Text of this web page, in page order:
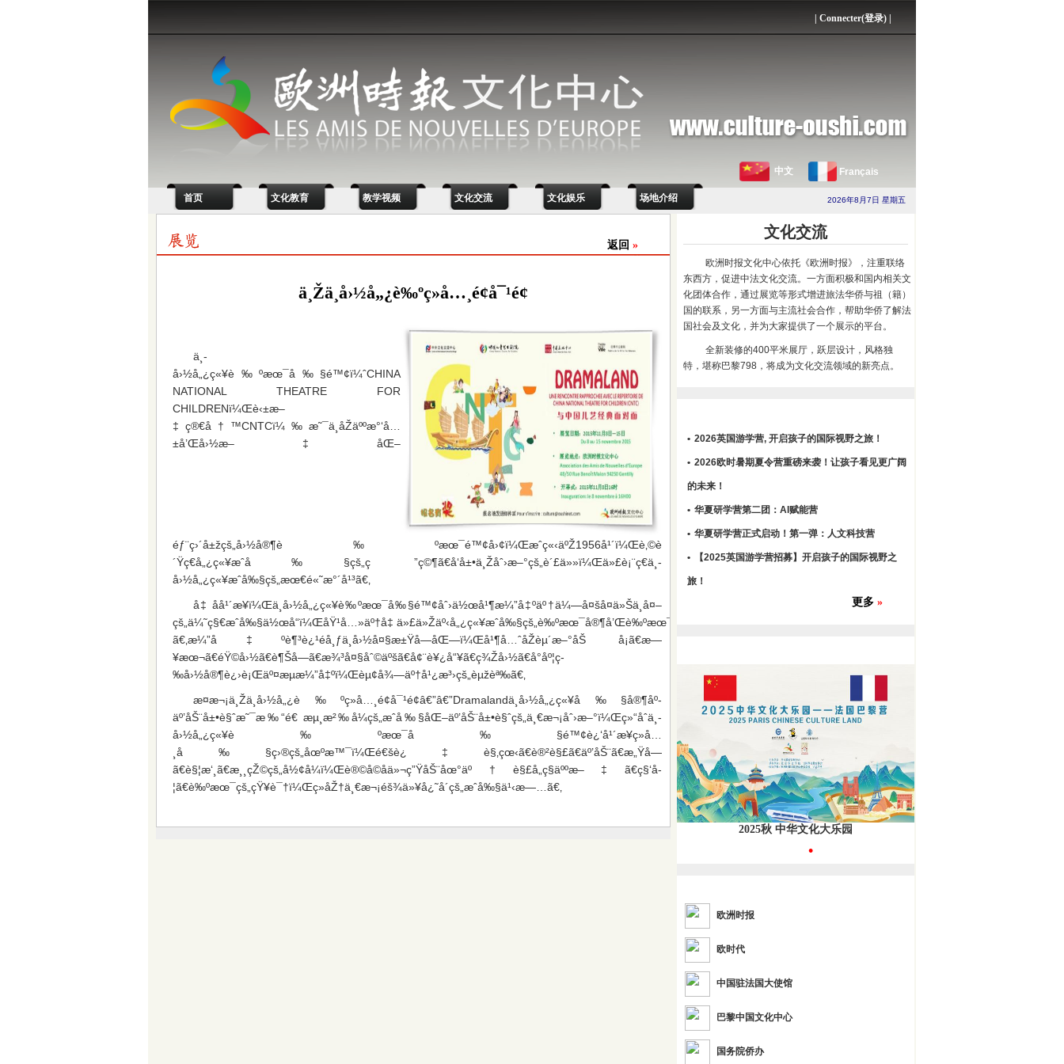
Connecter(登录)
中文 Français
首页 文化教育 教学视频 文化交流 文化娱乐 场地介绍 2026年8月7日 星期五
返回 »
ä¸Žä¸­å›½å„¿è‰ºç»å…¸é¢å¯¹é¢
ä¸­
å›½å„¿ç«¥è‰ºæœ¯å‰§é™¢ï¼ˆCHINA
NATIONAL THEATRE FOR
CHILDRENï¼Œè‹±æ–
‡ç®€å†™CNTCï¼‰æ˜¯ä¸­åŽäººæ°‘å…
±å’Œå›½æ–‡åŒ–
éƒ¨ç›´å±žçš„å›½å®¶è‰ºæœ¯é™¢å›¢ï¼Œæˆç«‹äºŽ1956å¹´ï¼Œè‚©è
´Ÿç€å„¿ç«¥æˆå‰§çš„ç ”ç©¶ã€å‘å±•ä¸Žåˆ›æ–°çš„è´£ä»»ï¼Œä»£è¡¨ç€ä¸­
å›½å„¿ç«¥æˆå‰§çš„æœ€é«˜æ°´å¹³ã€‚
å‡ åå¹´æ¥ï¼Œä¸­å›½å„¿ç«¥è‰ºæœ¯å‰§é™¢åˆ›ä½œå¹¶æ¼”å‡ºäº†ä¼—å¤šå¤ä»Šä¸­å¤–
çš„ä¼˜ç§€æˆå‰§ä½œå“ï¼ŒåŸ¹å…»äº†å‡ ä»£ä»Žäº‹å„¿ç«¥æˆå‰§çš„è‰ºæœ¯å®¶å’Œè‰ºæœ¯éª¨å¹²ï¼Œå¹¶å¤šæ¬¡è£èŽ·å„ç§è‰ºæœ¯å¤§å¥–
ã€‚æ¼”å‡ºè¶³è¿¹éå¸ƒä¸­å›½å¤§æ±Ÿå—åŒ—ï¼Œå¹¶å…ˆåŽèµ´æ–°åŠ å¡ã€æ—
¥æœ¬ã€éŸ©å›½ã€è¶Šå—ã€æ¾³å¤§åˆ©äºšã€å¢¨è¥¿å“¥ã€ç¾Žå›½ã€å°åº¦ç­
‰å›½å®¶è¿›è¡Œäº¤æµæ¼”å‡ºï¼Œèµ¢å¾—äº†å¹¿æ³›çš„èµžèª‰ã€‚
æ­¤æ¬¡ä¸Žä¸­å›½å„¿è‰ºç»å…¸é¢å¯¹é¢â€”â€”Dramalandä¸­å›½å„¿ç«¥å‰§å®¶åº­
äº’åŠ¨å±•è§ˆæ˜¯æ‰“é€ æµ¸æ²‰å¼çš„æˆå‰§åŒ–äº’åŠ¨å±•è§ˆçš„ä¸€æ¬¡åˆ›æ–°ï¼Œç»“åˆä¸­
å›½å„¿ç«¥è‰ºæœ¯å‰§é™¢è¿‘å¹´æ¥ç»å…
¸å‰§ç›®çš„åœºæ™¯ï¼Œé€šè¿‡è§‚çœ‹ã€è®²è§£ã€äº’åŠ¨ã€æ„Ÿå—
ã€è§¦æ‘¸ã€æ¸¸çŽ©çš„å½¢å¼ï¼Œè®©å­©å­ä»¬ç”ŸåŠ¨åœ°äº†è§£å„ç§äººæ–‡ã€ç§‘å­
¦ã€è‰ºæœ¯çš„çŸ¥è¯†ï¼Œç»åŽ†ä¸€æ¬¡éš¾ä»¥å¿˜å´çš„æˆå‰§ä¹‹æ—…ã€‚
文化交流
欧洲时报文化中心依托《欧洲时报》，注重联络
东西方，促进中法文化交流。一方面积极和国内相关文
化团体合作，通过展览等形式增进旅法华侨与祖（籍）
国的联系，另一方面与主流社会合作，帮助华侨了解法
国社会及文化，并为大家提供了一个展示的平台。
全新装修的400平米展厅，跃层设计，风格独
特，堪称巴黎798，将成为文化交流领域的新亮点。
• 2026英国游学营, 开启孩子的国际视野之旅！
• 2026欧时暑期夏令营重磅来袭！让孩子看见更广阔
的未来！
• 华夏研学营第二团：AI赋能营
• 华夏研学营正式启动！第一弹：人文科技营
• 【2025英国游学营招募】开启孩子的国际视野之
旅！
更多 »
2025秋 中华文化大乐园
•
欧洲时报
欧时代
中国驻法国大使馆
巴黎中国文化中心
国务院侨办